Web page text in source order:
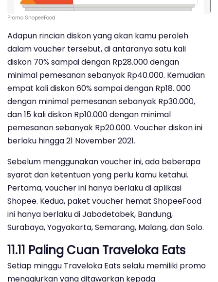
Promo ShopeeFood
Adapun rincian diskon yang akan kamu peroleh
dalam voucher tersebut, di antaranya satu kali
diskon 70% sampai dengan Rp28.000 dengan
minimal pemesanan sebanyak Rp40.000. Kemudian
empat kali diskon 60% sampai dengan Rp18. 000
dengan minimal pemesanan sebanyak Rp30.000,
dan 15 kali diskon Rp10.000 dengan minimal
pemesanan sebanyak Rp20.000. Voucher diskon ini
berlaku hingga 21 November 2021.
Sebelum menggunakan voucher ini, ada beberapa
syarat dan ketentuan yang perlu kamu ketahui.
Pertama, voucher ini hanya berlaku di aplikasi
Shopee. Kedua, paket voucher hemat ShopeeFood
ini hanya berlaku di Jabodetabek, Bandung,
Surabaya, Yogyakarta, Semarang, Malang, dan Solo.
11.11 Paling Cuan Traveloka Eats
Setiap minggu Traveloka Eats selalu memiliki promo
menggiurkan yang ditawarkan kepada